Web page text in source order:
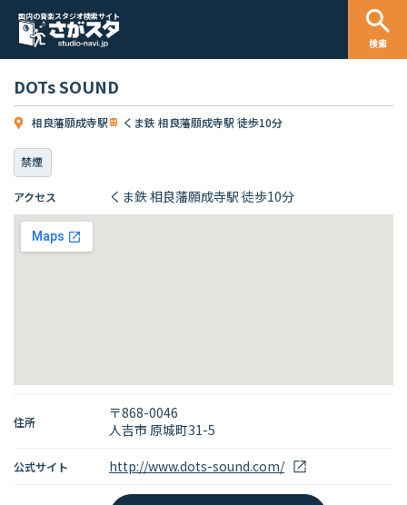
国内の音楽スタジオ検索サイト
検索
DOTs SOUND
相良藩願成寺駅 くま鉄 相良藩願成寺駅 徒歩10分
禁煙
アクセス くま鉄 相良藩願成寺駅 徒歩10分
住所
〒868-0046
人吉市 原城町31-5
公式サイト http://www.dots-sound.com/